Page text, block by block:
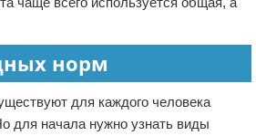
норм
для каждого человека
для начала нужно узнать виды